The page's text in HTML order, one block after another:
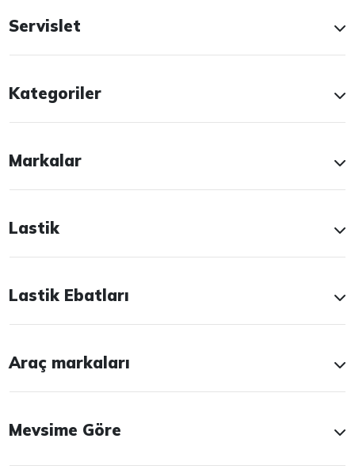
Servislet
Kategoriler
Markalar
Lastik
Lastik Ebatları
Araç markaları
Mevsime Göre